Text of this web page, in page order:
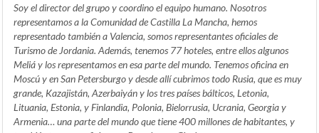
Soy el director del grupo y coordino el equipo humano. Nosotros
representamos a la Comunidad de Castilla La Mancha, hemos
representado también a Valencia, somos representantes oficiales de
Turismo de Jordania. Además, tenemos 77 hoteles, entre ellos algunos
Meliá y los representamos en esa parte del mundo. Tenemos oficina en
Moscú y en San Petersburgo y desde allí cubrimos todo Rusia, que es muy
grande, Kazajistán, Azerbaiyán y los tres países bálticos, Letonia,
Lituania, Estonia, y Finlandia, Polonia, Bielorrusia, Ucrania, Georgia y
Armenia… una parte del mundo que tiene 400 millones de habitantes, y